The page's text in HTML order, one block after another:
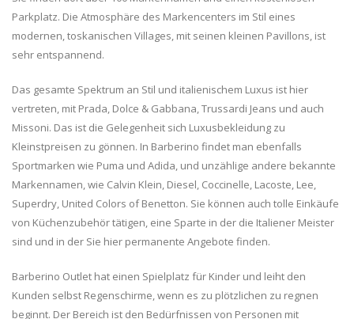
Parkplatz. Die Atmosphäre des Markencenters im Stil eines
modernen, toskanischen Villages, mit seinen kleinen Pavillons, ist
sehr entspannend.
Das gesamte Spektrum an Stil und italienischem Luxus ist hier
vertreten, mit Prada, Dolce & Gabbana, Trussardi Jeans und auch
Missoni. Das ist die Gelegenheit sich Luxusbekleidung zu
Kleinstpreisen zu gönnen. In Barberino findet man ebenfalls
Sportmarken wie Puma und Adida, und unzählige andere bekannte
Markennamen, wie Calvin Klein, Diesel, Coccinelle, Lacoste, Lee,
Superdry, United Colors of Benetton. Sie können auch tolle Einkäufe
von Küchenzubehör tätigen, eine Sparte in der die Italiener Meister
sind und in der Sie hier permanente Angebote finden.
Barberino Outlet hat einen Spielplatz für Kinder und leiht den
Kunden selbst Regenschirme, wenn es zu plötzlichen zu regnen
beginnt. Der Bereich ist den Bedürfnissen von Personen mit